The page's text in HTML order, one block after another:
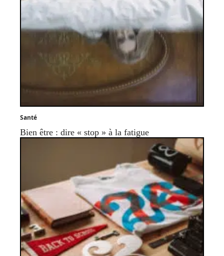
Santé
Bien être : dire « stop » à la fatigue